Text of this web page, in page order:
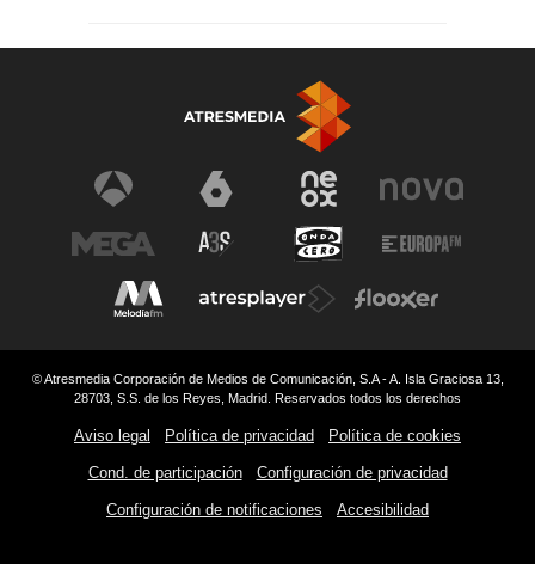
© Atresmedia Corporación de Medios de Comunicación, S.A - A. Isla Graciosa 13,
28703, S.S. de los Reyes, Madrid. Reservados todos los derechos
Aviso legal Política de privacidad Política de cookies
Cond. de participación Configuración de privacidad
Configuración de notificaciones Accesibilidad